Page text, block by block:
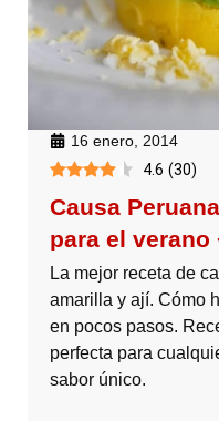
16 enero, 2014
4.6 (30)
Causa
para el verano
La mejor receta de
amarilla y ají. Cómo
en pocos pasos.
perfecta para
sabor único.